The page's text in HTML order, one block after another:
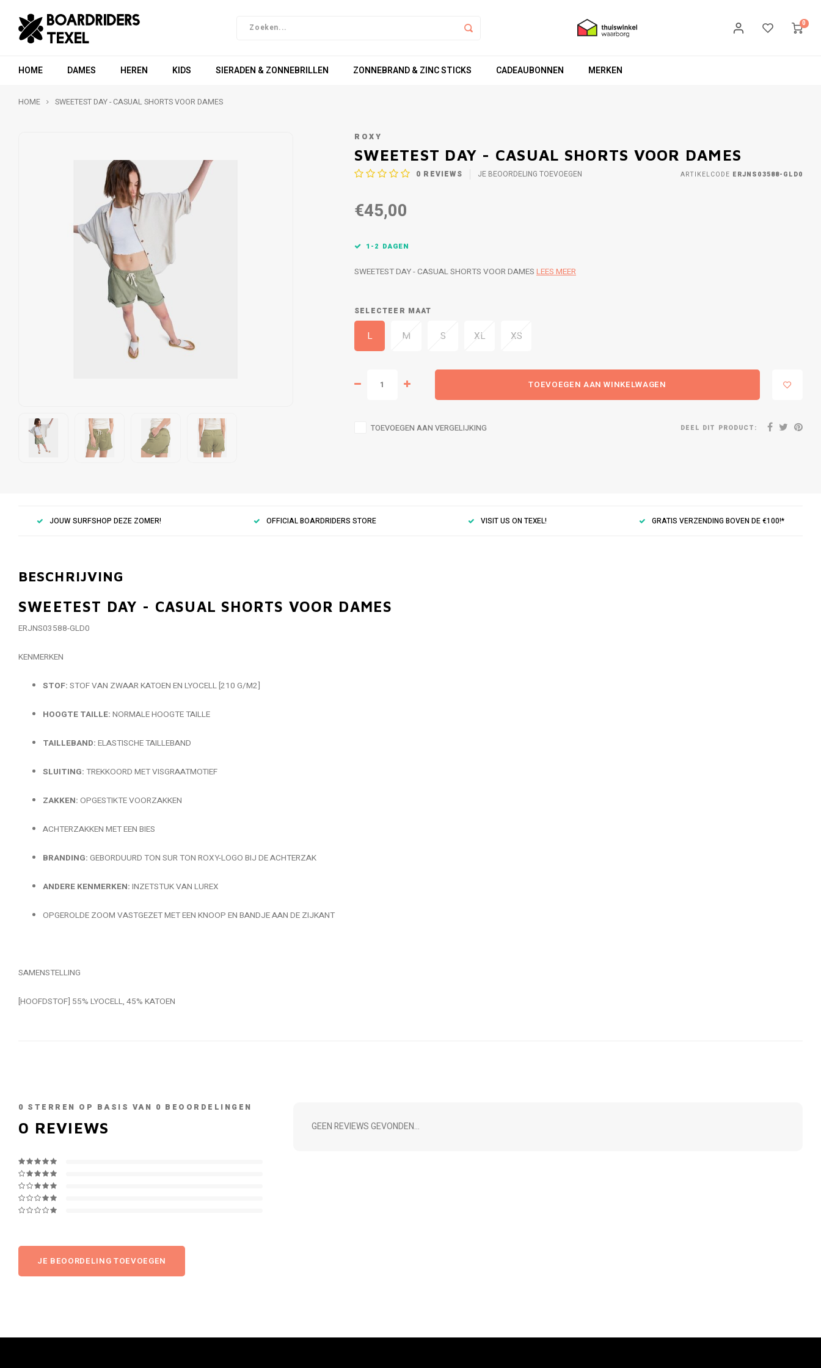
0
HOME DAMES HEREN KIDS SIERADEN & ZONNEBRILLEN ZONNEBRAND & ZINC STICKS CADEAUBONNEN MERKEN
HOME SWEETEST DAY - CASUAL SHORTS VOOR DAMES
ROXY
SWEETEST DAY - CASUAL SHORTS VOOR DAMES
0 REVIEWS JE BEOORDELING TOEVOEGEN ARTIKELCODE ERJNS03588-GLD0
€45,00
1-2 DAGEN
SWEETEST DAY - CASUAL SHORTS VOOR DAMES LEES MEER
SELECTEER MAAT
L M S XL XS
TOEVOEGEN AAN WINKELWAGEN
TOEVOEGEN AAN VERGELIJKING DEEL DIT PRODUCT:
JOUW SURFSHOP DEZE ZOMER! OFFICIAL BOARDRIDERS STORE VISIT US ON TEXEL! GRATIS VERZENDING BOVEN DE €100!*
BESCHRIJVING
SWEETEST DAY - CASUAL SHORTS VOOR DAMES
ERJNS03588-GLD0
KENMERKEN
STOF: STOF VAN ZWAAR KATOEN EN LYOCELL [210 G/M2]
HOOGTE TAILLE: NORMALE HOOGTE TAILLE
TAILLEBAND: ELASTISCHE TAILLEBAND
SLUITING: TREKKOORD MET VISGRAATMOTIEF
ZAKKEN: OPGESTIKTE VOORZAKKEN
ACHTERZAKKEN MET EEN BIES
BRANDING: GEBORDUURD TON SUR TON ROXY-LOGO BIJ DE ACHTERZAK
ANDERE KENMERKEN: INZETSTUK VAN LUREX
OPGEROLDE ZOOM VASTGEZET MET EEN KNOOP EN BANDJE AAN DE ZIJKANT
SAMENSTELLING
[HOOFDSTOF] 55% LYOCELL, 45% KATOEN
0 STERREN OP BASIS VAN 0 BEOORDELINGEN
0 REVIEWS
JE BEOORDELING TOEVOEGEN
GEEN REVIEWS GEVONDEN...